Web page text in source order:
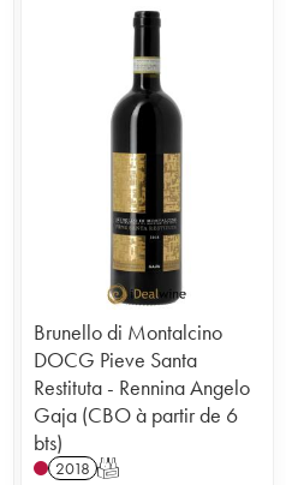
Brunello di Montalcino
DOCG Pieve Santa
Restituta - Rennina Angelo
Gaja (CBO à partir de 6
bts)
2018 T